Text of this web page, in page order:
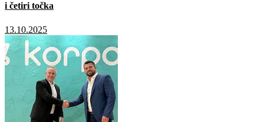
i četiri točka
13.10.2025